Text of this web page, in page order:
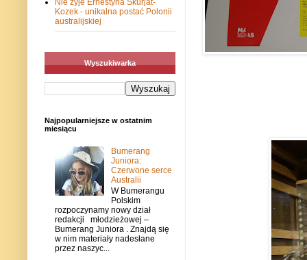
Nie żyje Ernestyna Skurjat-
Kozek - unikalna postać Polonii
australijskiej
Wyszukiwarka
Najpopularniejsze w ostatnim
miesiącu
Bumerang
Juniora:
Czerwone serce
Australii
W Bumerangu
Polskim
rozpoczynamy nowy dział
redakcji młodzieżowej –
Bumerang Juniora . Znajdą się
w nim materiały nadesłane
przez naszyc...